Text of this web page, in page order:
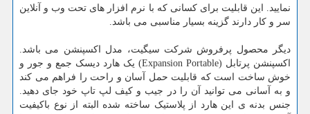
نمایید. این قابلیت برای کسانی که با نرم افزار های تحت وب و آنلاین
سر و کار دارند گزینه بسیار مناسبی می باشد.
دیگر محصول پرفروش شرکت سیگیت، مدل اکسپنشن می باشد.
اکسپنشن پرتابل (Expansion Portable) یک هارد دیسک جمع و جور و
خوش ساخت است که قابلیت حمل آسان و راحت را فراهم می کند
و به آسانی می توانید آن را در جیب و کیف لپ تاپ خود جای دهید.
جنس بدنه ی این هارد از پلاستیک ساخته شده البته از نوع باکیفیت